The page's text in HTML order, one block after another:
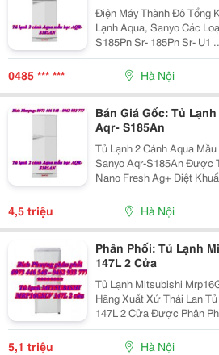
Điện Máy Thành Đô Tổng
Lạnh Aqua, Sanyo Các
S185Pn Sr- 185Pn Sr- U1
Trường. Liên Hệ Bích Phượng: 0973 446 548 - 0462 933
777 Để Nhận Được Tư
0485 *** *** Hà Nội
Bán Giá Gốc: Tủ
Aqr- S185An
Tủ Lạnh 2 Cánh Aqua Mầu Bạc
Sanyo Aqr-S185An Được
Nano Fresh Ag+ Diệt
Lạnh Sanyo Aqr-S185An
Tốc Giúp Bạn Tiết Kiệm
4,5 triệu Hà Nội
Phân Phối: Tủ Lạnh
147L 2 Cửa
Tủ Lạnh Mitsubishi
Hãng Xuất Xứ Thái Lan Tủ Lạnh Mitsubishi Mrp16Gslv
147L 2 Cửa Được Phân
Trường Hà Nọi Tại Điện Máy
Phượng: 0973 446 548 -
5,1 triệu Hà Nội